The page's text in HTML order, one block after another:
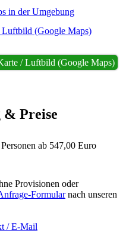
in der Umgebung
Luftbild (Google Maps)
/ Luftbild (Google Maps)
& Preise
ab 547,00 Euro
Provisionen oder
Formularnach unseren
/ E-Mail